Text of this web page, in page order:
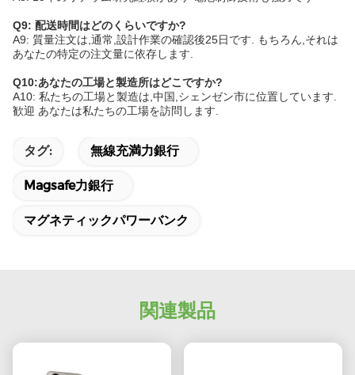
Q9: 配送時間はどのくらいですか?
A9: 質量注文は,通常,設計作業の確認後25日です. もちろん,それは
あなたの特定の注文量に依存します.
Q10:あなたの工場と製造所はどこですか?
A10: 私たちの工場と製造は,中国,シェンゼン市に位置しています.
歓迎 あなたは私たちの工場を訪問します.
タグ: 無線充満力銀行
Magsafe力銀行
マグネティックパワーバンク
関連製品